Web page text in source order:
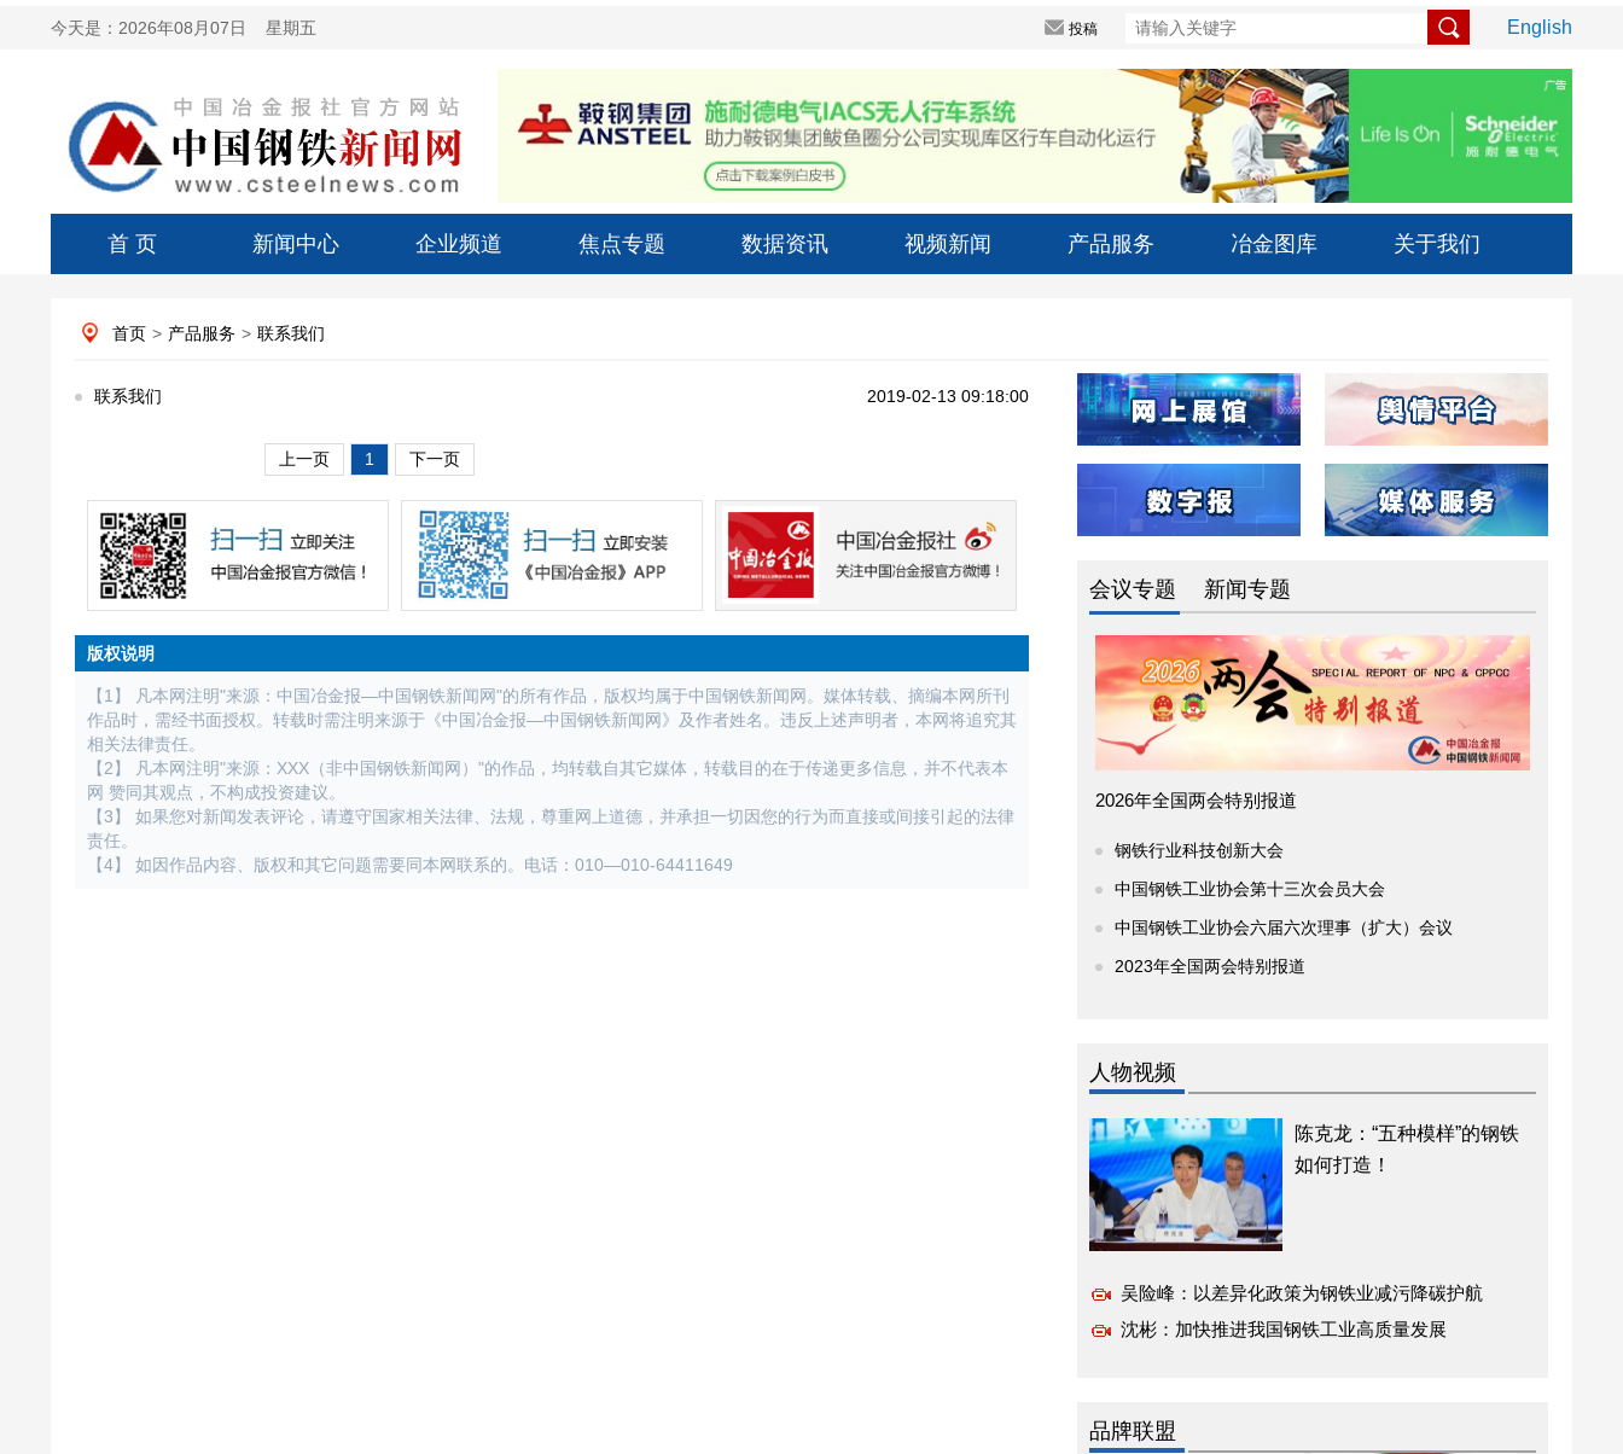
今天是： 2026年08月07日 星期五 投稿 English
首 页 新闻中心 企业频道 焦点专题 数据资讯 视频新闻 产品服务 冶金图库 关于我们
首页 > 产品服务 > 联系我们
联系我们 2019-02-13 09:18:00
上一页 1 下一页
版权说明
【1】 凡本网注明"来源：中国冶金报—中国钢铁新闻网"的所有作品，版权均属于中国钢铁新闻网。媒体转载、摘编本网所刊
作品时，需经书面授权。转载时需注明来源于《中国冶金报—中国钢铁新闻网》及作者姓名。违反上述声明者，本网将追究其
相关法律责任。
【2】 凡本网注明"来源：XXX（非中国钢铁新闻网）"的作品，均转载自其它媒体，转载目的在于传递更多信息，并不代表本
网 赞同其观点，不构成投资建议。
【3】 如果您对新闻发表评论，请遵守国家相关法律、法规，尊重网上道德，并承担一切因您的行为而直接或间接引起的法律
责任。
【4】 如因作品内容、版权和其它问题需要同本网联系的。电话：010—010-64411649
会议专题 新闻专题
2026年全国两会特别报道
钢铁行业科技创新大会
中国钢铁工业协会第十三次会员大会
中国钢铁工业协会六届六次理事（扩大）会议
2023年全国两会特别报道
人物视频
陈克龙：“五种模样”的钢铁
如何打造！
吴险峰：以差异化政策为钢铁业减污降碳护航
沈彬：加快推进我国钢铁工业高质量发展
品牌联盟